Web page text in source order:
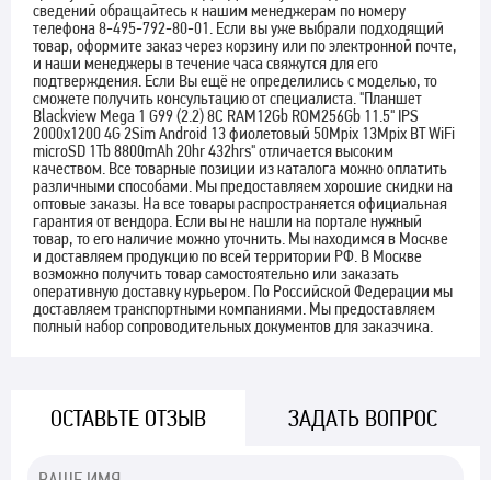
сведений обращайтесь к нашим менеджерам по номеру
телефона 8-495-792-80-01. Если вы уже выбрали подходящий
товар, оформите заказ через корзину или по электронной почте,
и наши менеджеры в течение часа свяжутся для его
подтверждения. Если Вы ещё не определились с моделью, то
сможете получить консультацию от специалиста. "Планшет
Blackview Mega 1 G99 (2.2) 8C RAM12Gb ROM256Gb 11.5" IPS
2000x1200 4G 2Sim Android 13 фиолетовый 50Mpix 13Mpix BT WiFi
microSD 1Tb 8800mAh 20hr 432hrs" отличается высоким
качеством. Все товарные позиции из каталога можно оплатить
различными способами. Мы предоставляем хорошие скидки на
оптовые заказы. На все товары распространяется официальная
гарантия от вендора. Если вы не нашли на портале нужный
товар, то его наличие можно уточнить. Мы находимся в Москве
и доставляем продукцию по всей территории РФ. В Москве
возможно получить товар самостоятельно или заказать
оперативную доставку курьером. По Российской Федерации мы
доставляем транспортными компаниями. Мы предоставляем
полный набор сопроводительных документов для заказчика.
ОСТАВЬТЕ ОТЗЫВ ЗАДАТЬ ВОПРОС